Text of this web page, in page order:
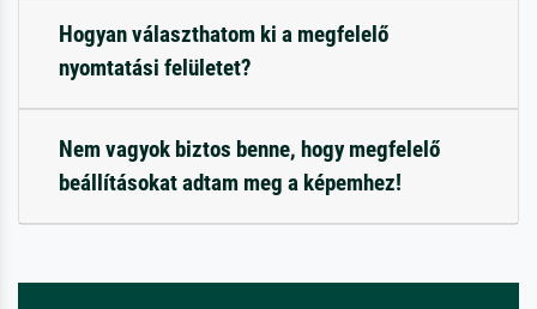
Hogyan választhatom ki a megfelelő
nyomtatási felületet?
Nem vagyok biztos benne, hogy megfelelő
beállításokat adtam meg a képemhez!